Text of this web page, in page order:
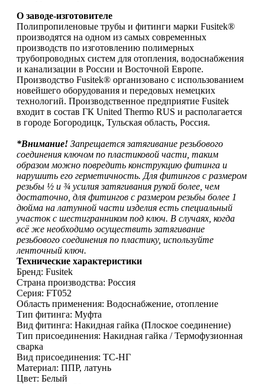
О заводе-изготовителе
Полипропиленовые трубы и фитинги марки Fusitek®
производятся на одном из самых современных
производств по изготовлению полимерных
трубопроводных систем для отопления, водоснабжения
и канализации в России и Восточной Европе.
Производство Fusitek® организовано с использованием
новейшего оборудования и передовых немецких
технологий. Производственное предприятие Fusitek
входит в состав ГК United Thermo RUS и располагается
в городе Богородицк, Тульская область, Россия.
*Внимание! Запрещается затягивание резьбового
соединения ключом по пластиковой части, таким
образом можно повредить конструкцию фитинга и
нарушить его герметичность. Для фитингов с размером
резьбы ½ и ¾ усилия затягивания рукой более, чем
достаточно, для фитингов с размером резьбы более 1
дюйма на латунной части изделия есть специальный
участок с шестигранником под ключ. В случаях, когда
всё же необходимо осуществить затягивание
резьбового соединения по пластику, используйте
ленточный ключ.
Технические характеристики
Бренд: Fusitek
Страна производства: Россия
Серия: FT052
Область применения: Водоснабжение, отопление
Тип фитинга: Муфта
Вид фитинга: Накидная гайка (Плоское соединение)
Тип присоединения: Накидная гайка / Термофузионная
сварка
Вид присоединения: ТС-НГ
Материал: ППР, латунь
Цвет: Белый